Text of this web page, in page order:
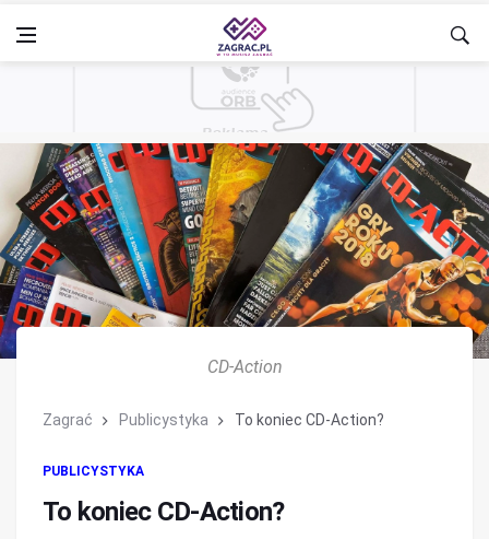
CD-Action
Zagrać Publicystyka To koniec CD-Action?
PUBLICYSTYKA
To koniec CD-Action?